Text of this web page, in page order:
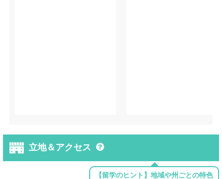
立地＆アクセス
【留学のヒント】地域や州ごとの特色